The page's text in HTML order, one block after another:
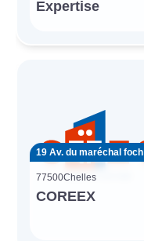
Expertise
19 Av. du maréchal foch
77500Chelles
COREEX